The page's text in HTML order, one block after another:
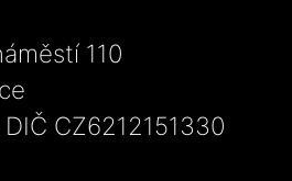
110
CZ6212151330